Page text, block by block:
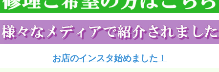
お店のインスタ始めました！